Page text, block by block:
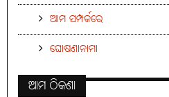
ଆମ ସମ୍ପର୍କରେ
ଘୋଷଣାନାମା
ଆମ ଠିକଣା